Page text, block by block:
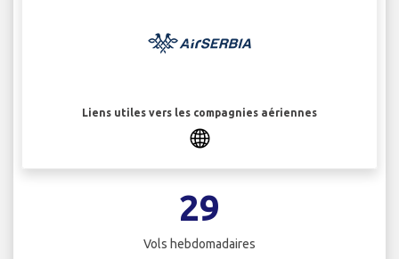
Liens utiles vers les compagnies aériennes
29
Vols hebdomadaires